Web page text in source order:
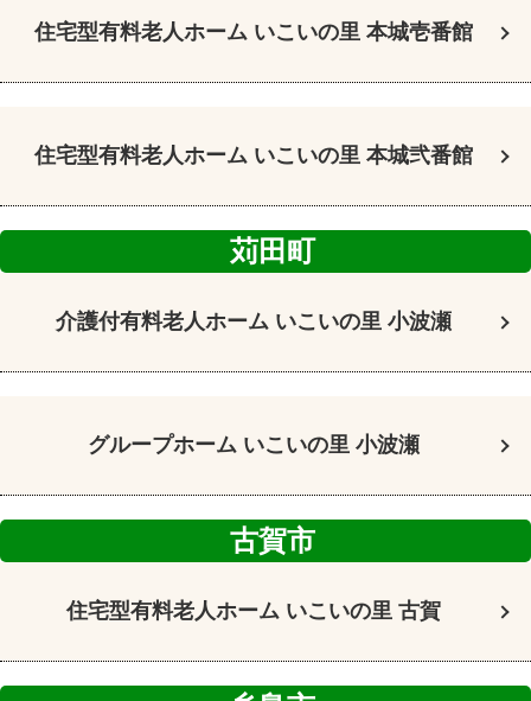
住宅型有料老人ホーム いこいの里 本城壱番館
住宅型有料老人ホーム いこいの里 本城弐番館
苅田町
介護付有料老人ホーム いこいの里 小波瀬
グループホーム いこいの里 小波瀬
古賀市
住宅型有料老人ホーム いこいの里 古賀